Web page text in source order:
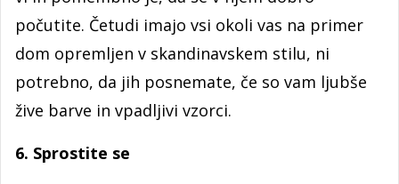
počutite. Četudi imajo vsi okoli vas na primer
dom opremljen v skandinavskem stilu, ni
potrebno, da jih posnemate, če so vam ljubše
žive barve in vpadljivi vzorci.
6. Sprostite se